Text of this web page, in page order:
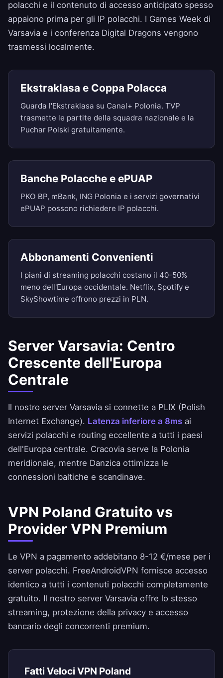
polacchi e il contenuto di accesso anticipato spesso
appaiono prima per gli IP polacchi. I Games Week di
Varsavia e i conferenza Digital Dragons vengono
trasmessi localmente.
Ekstraklasa e Coppa Polacca
Guarda l'Ekstraklasa su Canal+ Polonia. TVP
trasmette le partite della squadra nazionale e la
Puchar Polski gratuitamente.
Banche Polacche e ePUAP
PKO BP, mBank, ING Polonia e i servizi governativi
ePUAP possono richiedere IP polacchi.
Abbonamenti Convenienti
I piani di streaming polacchi costano il 40-50%
meno dell'Europa occidentale. Netflix, Spotify e
SkyShowtime offrono prezzi in PLN.
Server Varsavia: Centro
Crescente dell'Europa
Centrale
Il nostro server Varsavia si connette a PLIX (Polish
Internet Exchange). Latenza inferiore a 8ms ai
servizi polacchi e routing eccellente a tutti i paesi
dell'Europa centrale. Cracovia serve la Polonia
meridionale, mentre Danzica ottimizza le
connessioni baltiche e scandinave.
VPN Poland Gratuito vs
Provider VPN Premium
Le VPN a pagamento addebitano 8-12 €/mese per i
server polacchi. FreeAndroidVPN fornisce accesso
identico a tutti i contenuti polacchi completamente
gratuito. Il nostro server Varsavia offre lo stesso
streaming, protezione della privacy e accesso
bancario degli concorrenti premium.
Fatti Veloci VPN Poland